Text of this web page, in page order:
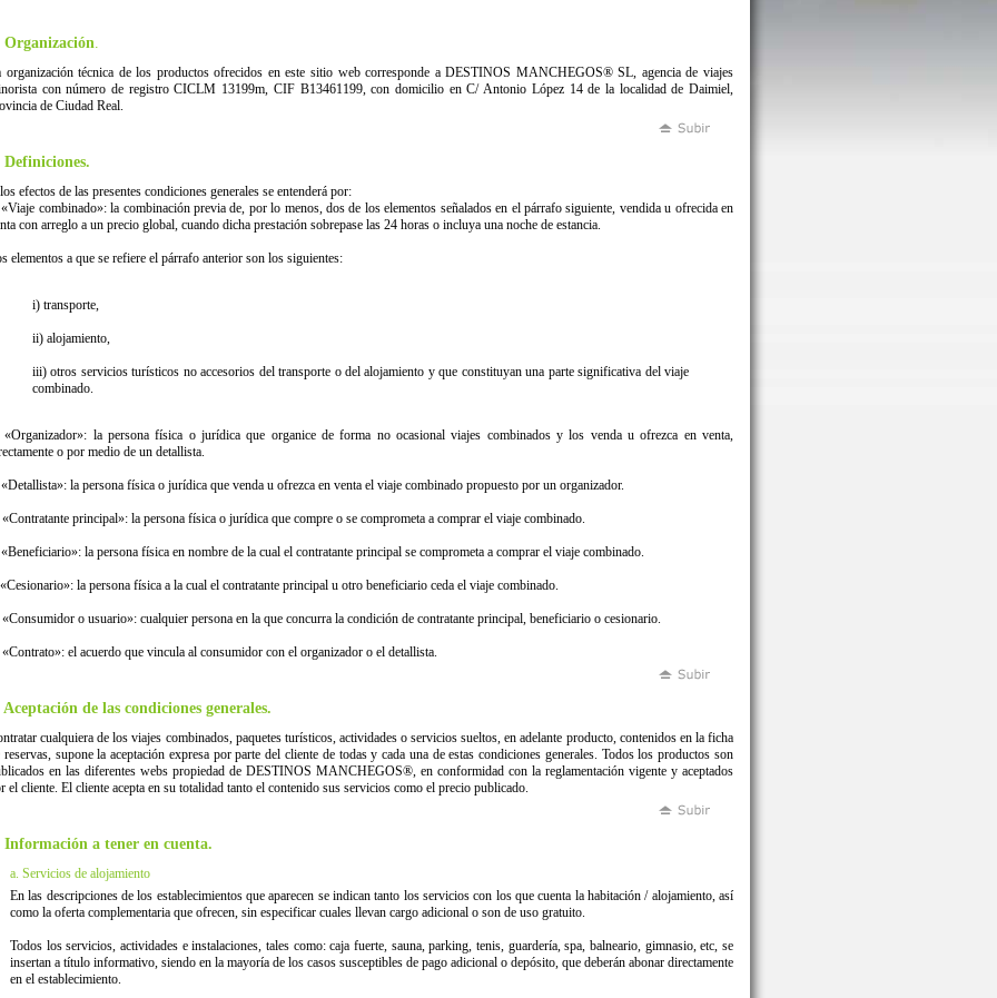
Organización.
organización técnica de los productos ofrecidos en este sitio web corresponde a DESTINOS MANCHEGOS® SL, agencia de viajes
con número de registro CICLM 13199m, CIF B13461199, con domicilio en C/ Antonio López 14 de la localidad de Daimiel,
de Ciudad Real.
Definiciones.
efectos de las presentes condiciones generales se entenderá por:
combinado»: la combinación previa de, por lo menos, dos de los elementos señalados en el párrafo siguiente, vendida u ofrecida en
con arreglo a un precio global, cuando dicha prestación sobrepase las 24 horas o incluya una noche de estancia.
elementos a que se refiere el párrafo anterior son los siguientes:
i) transporte,
ii) alojamiento,
iii) otros servicios turísticos no accesorios del transporte o del alojamiento y que constituyan una parte significativa del viaje
combinado.
«Organizador»: la persona física o jurídica que organice de forma no ocasional viajes combinados y los venda u ofrezca en venta,
o por medio de un detallista.
la persona física o jurídica que venda u ofrezca en venta el viaje combinado propuesto por un organizador.
principal»: la persona física o jurídica que compre o se comprometa a comprar el viaje combinado.
la persona física en nombre de la cual el contratante principal se comprometa a comprar el viaje combinado.
la persona física a la cual el contratante principal u otro beneficiario ceda el viaje combinado.
o usuario»: cualquier persona en la que concurra la condición de contratante principal, beneficiario o cesionario.
el acuerdo que vincula al consumidor con el organizador o el detallista.
Aceptación de las condiciones generales.
cualquiera de los viajes combinados, paquetes turísticos, actividades o servicios sueltos, en adelante producto, contenidos en la ficha
reservas, supone la aceptación expresa por parte del cliente de todas y cada una de estas condiciones generales. Todos los productos son
en las diferentes webs propiedad de DESTINOS MANCHEGOS®, en conformidad con la reglamentación vigente y aceptados
el cliente. El cliente acepta en su totalidad tanto el contenido sus servicios como el precio publicado.
Información a tener en cuenta.
a. Servicios de alojamiento
En las descripciones de los establecimientos que aparecen se indican tanto los servicios con los que cuenta la habitación / alojamiento, así
como la oferta complementaria que ofrecen, sin especificar cuales llevan cargo adicional o son de uso gratuito.
Todos los servicios, actividades e instalaciones, tales como: caja fuerte, sauna, parking, tenis, guardería, spa, balneario, gimnasio, etc, se
insertan a título informativo, siendo en la mayoría de los casos susceptibles de pago adicional o depósito, que deberán abonar directamente
en el establecimiento.